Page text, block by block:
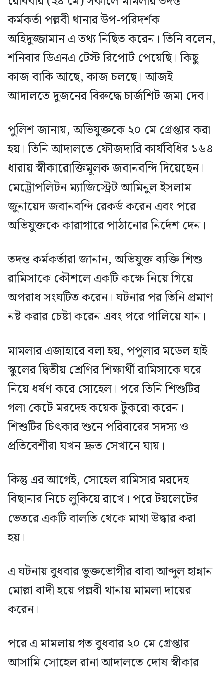
কর্মকর্তা পল্লবী থানার উপ-পরিদর্শক
অহিদুজ্জামান এ তথ্য নিছিত করেন। তিনি বলেন,
শনিবার ডিএনএ টেস্ট রিপোর্ট পেয়েছি। কিছু
কাজ বাকি আছে, কাজ চলছে। আজই
আদালতে দুজনের বিরুদ্ধে চার্জশিট জমা দেব।
পুলিশ জানায়, অভিযুক্তকে ২০ মে গ্রেপ্তার করা
হয়। তিনি আদালতে ফৌজদারি কার্যবিধির ১৬৪
ধারায় স্বীকারোক্তিমূলক জবানবন্দি দিয়েছেন।
মেট্রোপলিটন ম্যাজিস্ট্রেট আমিনুল ইসলাম
জুনায়েদ জবানবন্দি রেকর্ড করেন এবং পরে
অভিযুক্তকে কারাগারে পাঠানোর নির্দেশ দেন।
তদন্ত কর্মকর্তারা জানান, অভিযুক্ত ব্যক্তি শিশু
রামিসাকে কৌশলে একটি কক্ষে নিয়ে গিয়ে
অপরাধ সংঘটিত করেন। ঘটনার পর তিনি প্রমাণ
নষ্ট করার চেষ্টা করেন এবং পরে পালিয়ে যান।
মামলার এজাহারে বলা হয়, পপুলার মডেল হাই
স্কুলের দ্বিতীয় শ্রেণির শিক্ষার্থী রামিসাকে ঘরে
নিয়ে ধর্ষণ করে সোহেল। পরে তিনি শিশুটির
গলা কেটে মরদেহ কয়েক টুকরো করেন।
শিশুটির চিৎকার শুনে পরিবারের সদস্য ও
প্রতিবেশীরা যখন দ্রুত সেখানে যায়।
কিন্তু এর আগেই, সোহেল রামিসার মরদেহ
বিছানার নিচে লুকিয়ে রাখে। পরে টয়লেটের
ভেতরে একটি বালতি থেকে মাথা উদ্ধার করা
হয়।
এ ঘটনায় বুধবার ভুক্তভোগীর বাবা আব্দুল হান্নান
মোল্লা বাদী হয়ে পল্লবী থানায় মামলা দায়ের
করেন।
পরে এ মামলায় গত বুধবার ২০ মে গ্রেপ্তার
আসামি সোহেল রানা আদালতে দোষ স্বীকার